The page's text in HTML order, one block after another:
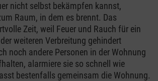
nicht selbst bekämpfen kannst,
Raum, in dem es brennt. Das
Zeit, weil Feuer und Rauch für ein
weiteren Verbreitung gehindert
noch andere Personen in der Wohnung
alarmiere sie so schnell wie
bestenfalls gemeinsam die Wohnung.